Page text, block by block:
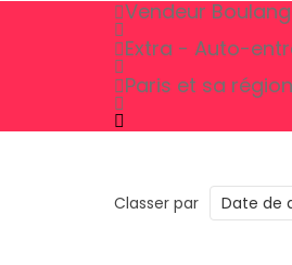
Vendeur
Extra - Auto-
Paris et sa région
Classer par